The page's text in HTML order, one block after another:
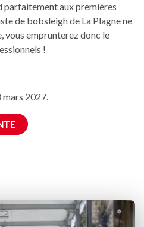
parfaitement aux premières
de bobsleigh de La Plagne ne
vous emprunterez donc le
!
mars 2027.